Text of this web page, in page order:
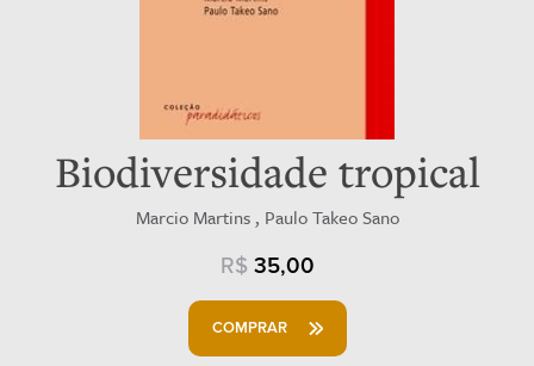
Biodiversidade tropical
Marcio Martins , Paulo Takeo Sano
R$ 35,00
COMPRAR